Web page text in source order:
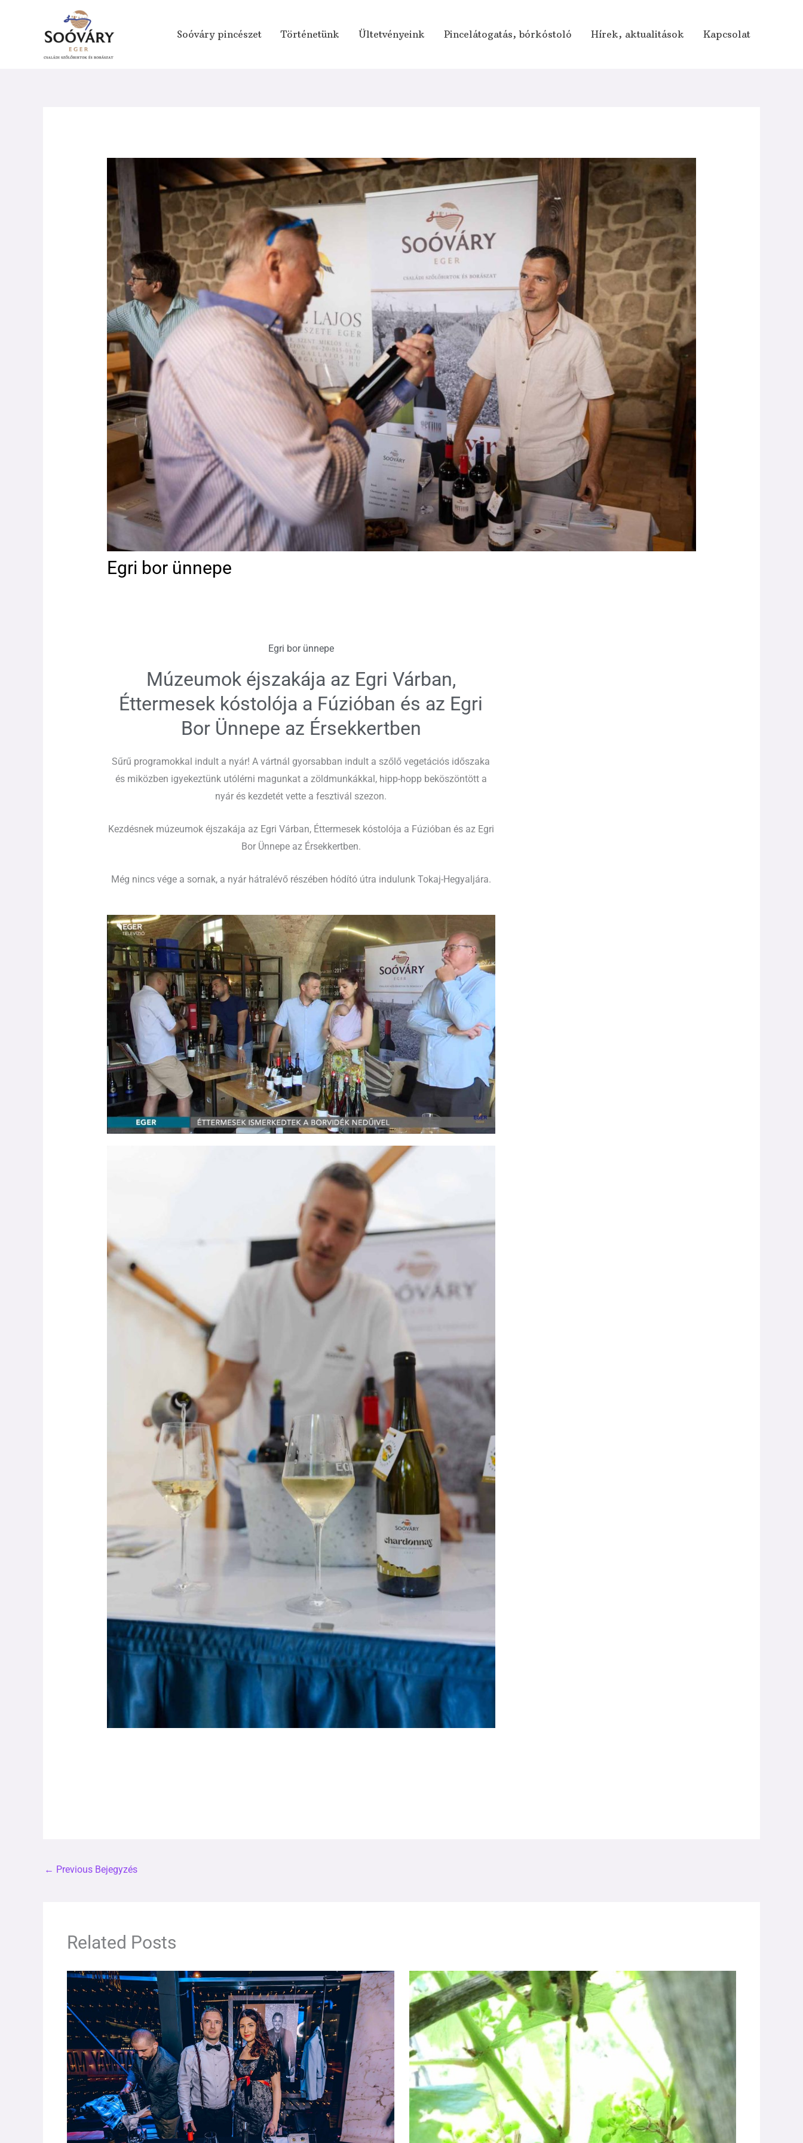
Soóváry pincészet Történetünk Ültetvényeink Pincelátogatás, bórkóstoló Hírek, aktualitások Kapcsolat
Egri bor ünnepe
Egri bor ünnepe
Múzeumok éjszakája az Egri Várban,
Éttermesek kóstolója a Fúzióban és az Egri
Bor Ünnepe az Érsekkertben
Sűrű programokkal indult a nyár! A vártnál gyorsabban indult a szőlő vegetációs időszaka
és miközben igyekeztünk utólérni magunkat a zöldmunkákkal, hipp-hopp beköszöntött a
nyár és kezdetét vette a fesztivál szezon.
Kezdésnek múzeumok éjszakája az Egri Várban, Éttermesek kóstolója a Fúzióban és az Egri
Bor Ünnepe az Érsekkertben.
Még nincs vége a sornak, a nyár hátralévő részében hódító útra indulunk Tokaj-Hegyaljára.
← Previous Bejegyzés
Related Posts